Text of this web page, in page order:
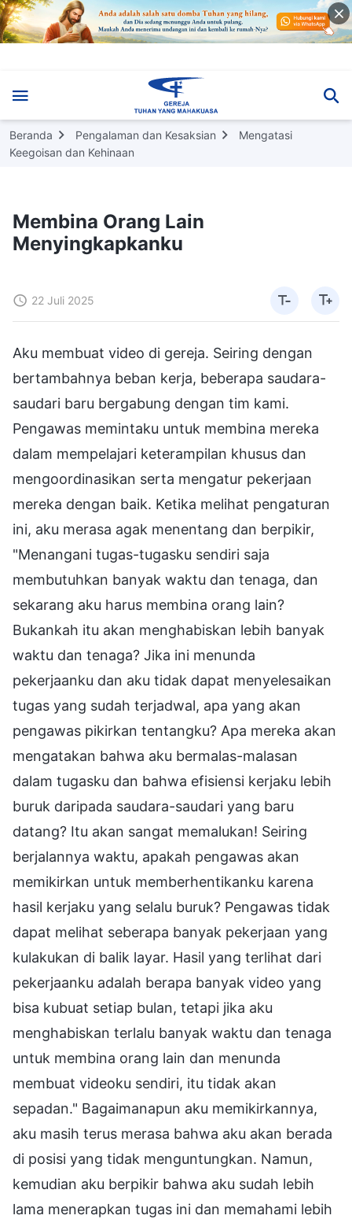
Beranda Pengalaman dan Kesaksian
Mengatasi
Keegoisan dan Kehinaan
Membina Orang Lain
Menyingkapkanku
22 Juli 2025
Aku membuat video di gereja. Seiring dengan
bertambahnya beban kerja, beberapa saudara-
saudari baru bergabung dengan tim kami.
Pengawas memintaku untuk membina mereka
dalam mempelajari keterampilan khusus dan
mengoordinasikan serta mengatur pekerjaan
mereka dengan baik. Ketika melihat pengaturan
ini, aku merasa agak menentang dan berpikir,
"Menangani tugas-tugasku sendiri saja
membutuhkan banyak waktu dan tenaga, dan
sekarang aku harus membina orang lain?
Bukankah itu akan menghabiskan lebih banyak
waktu dan tenaga? Jika ini menunda
pekerjaanku dan aku tidak dapat menyelesaikan
tugas yang sudah terjadwal, apa yang akan
pengawas pikirkan tentangku? Apa mereka akan
mengatakan bahwa aku bermalas-malasan
dalam tugasku dan bahwa efisiensi kerjaku lebih
buruk daripada saudara-saudari yang baru
datang? Itu akan sangat memalukan! Seiring
berjalannya waktu, apakah pengawas akan
memikirkan untuk memberhentikanku karena
hasil kerjaku yang selalu buruk? Pengawas tidak
dapat melihat seberapa banyak pekerjaan yang
kulakukan di balik layar. Hasil yang terlihat dari
pekerjaanku adalah berapa banyak video yang
bisa kubuat setiap bulan, tetapi jika aku
menghabiskan terlalu banyak waktu dan tenaga
untuk membina orang lain dan menunda
membuat videoku sendiri, itu tidak akan
sepadan." Bagaimanapun aku memikirkannya,
aku masih terus merasa bahwa aku akan berada
di posisi yang tidak menguntungkan. Namun,
kemudian aku berpikir bahwa aku sudah lebih
lama menerapkan tugas ini dan memahami lebih